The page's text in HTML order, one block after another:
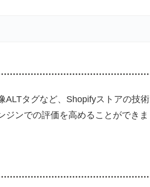
ALTタグなど、Shopifyストアの技術
ンでの評価を高めることができま